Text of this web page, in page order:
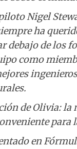
Nigel
ha
debajo de los
como
de Olivia: la
para
en